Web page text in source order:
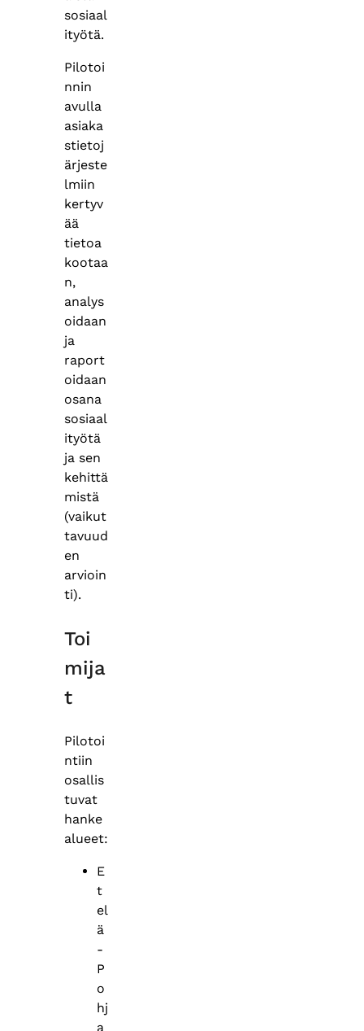
sosiaal
ityötä.
Pilotoi
nnin
avulla
asiaka
stietoj
ärjeste
lmiin
kertyv
ää
tietoa
kootaa
n,
analys
oidaan
ja
raport
oidaan
osana
sosiaal
ityötä
ja sen
kehittä
mistä
(vaikut
tavuud
en
arvioin
ti).
Toi
mija
t
Pilotoi
ntiin
osallis
tuvat
hanke
alueet:
E
t
el
ä
-
P
o
hj
a